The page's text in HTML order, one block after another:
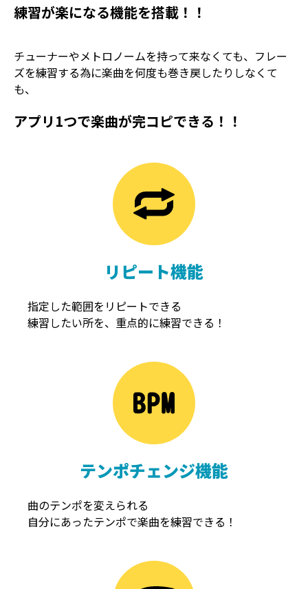
練習が楽になる機能を搭載！！
チューナーやメトロノームを持って来なくても、フレー
ズを練習する為に楽曲を何度も巻き戻したりしなくて
も、
アプリ1つで楽曲が完コピできる！！
リピート機能
指定した範囲をリピートできる
練習したい所を、重点的に練習できる！
テンポチェンジ機能
曲のテンポを変えられる
自分にあったテンポで楽曲を練習できる！